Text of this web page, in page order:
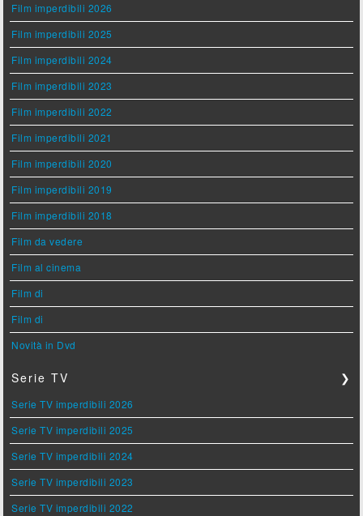
Film imperdibili 2026
Film imperdibili 2025
Film imperdibili 2024
Film imperdibili 2023
Film imperdibili 2022
Film imperdibili 2021
Film imperdibili 2020
Film imperdibili 2019
Film imperdibili 2018
Film da vedere
Film al cinema
Film di
Film di
Novità in Dvd
Serie TV ❯
Serie TV imperdibili 2026
Serie TV imperdibili 2025
Serie TV imperdibili 2024
Serie TV imperdibili 2023
Serie TV imperdibili 2022